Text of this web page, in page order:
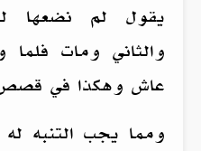
يقول لم نضعها
والثاني ومات فلما
عاش وهكذا في
ومما يجب التنبه